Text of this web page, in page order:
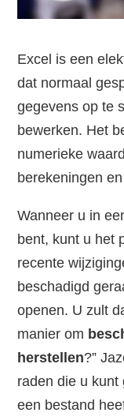
Excel is een
dat normaal
gegevens op te
bewerken. Het
numerieke
berekeningen
Wanneer u in
bent, kunt u het
recente
beschadigd
openen. U zult
manier om
herstellen?”
raden die u kunt
een bestand